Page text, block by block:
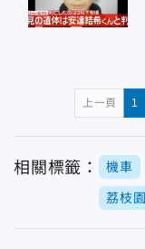
上一頁 1
相關標籤： 機車
荔枝園